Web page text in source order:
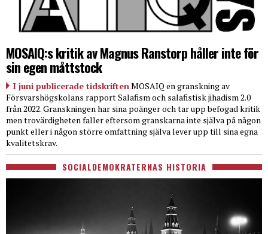
MOSAIQ:s kritik av Magnus Ranstorp håller inte för
sin egen måttstock
I juni publicerade tidskriften MOSAIQ en granskning av
Försvarshögskolans rapport Salafism och salafistisk jihadism 2.0
från 2022. Granskningen har sina poänger och tar upp befogad kritik
men trovärdigheten faller eftersom granskarna inte själva på någon
punkt eller i någon större omfattning själva lever upp till sina egna
kvalitetskrav.
SOCIALDEMOKRATERNAS HISTORIA